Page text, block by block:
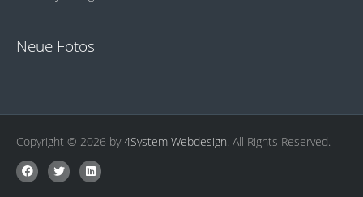
Neue Fotos
Copyright © 2026 by4System Webdesign. All Rights Reserved.